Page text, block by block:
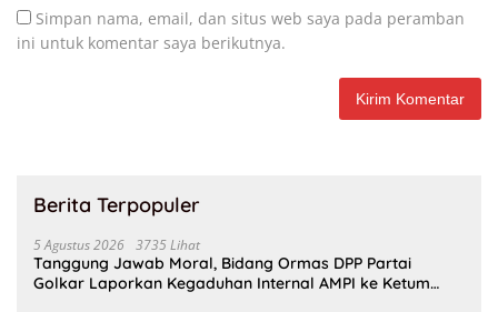
Simpan nama, email, dan situs web saya pada peramban
ini untuk komentar saya berikutnya.
Berita Terpopuler
5 Agustus 2026 3735 Lihat
Tanggung Jawab Moral, Bidang Ormas DPP Partai
Golkar Laporkan Kegaduhan Internal AMPI ke Ketum